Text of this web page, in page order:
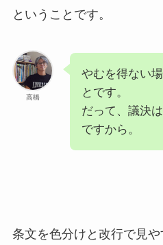
ということです。
高橋
やむを得ない
とです。
だって、議決
ですから。
条文を色分けと改行で見や